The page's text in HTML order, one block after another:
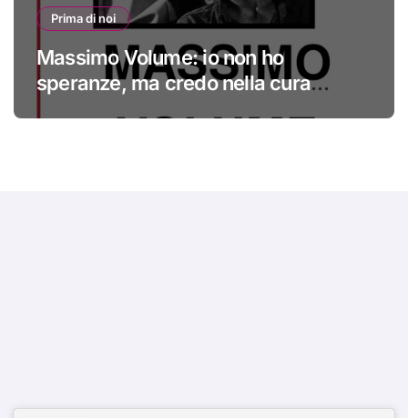
Prima di noi
Massimo Volume: io non ho
speranze, ma credo nella cura